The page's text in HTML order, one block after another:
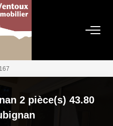
Nous
Montmirail
2 pièce(s) 43.80